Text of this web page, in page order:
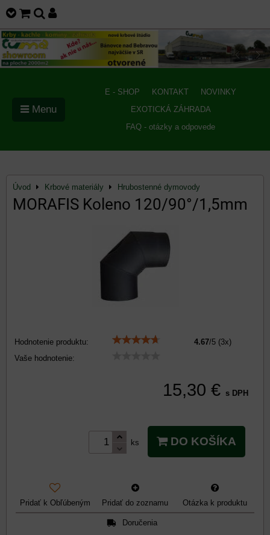
E - SHOP KONTAKT
NOVINKY
EXOTICKÁ ZÁHRADA
FAQ - otázky a odpovede
Menu
Úvod Krbové materiály Hrubostenné dymovody
MORAFIS Koleno 120/90°/1,5mm
Hodnotenie produktu: 4.67/5 (3x)
Vaše hodnotenie:
15,30 € s DPH
ks DO KOŠÍKA
Pridať k Obľúbeným Pridať do zoznamu Otázka k produktu
Doručenia